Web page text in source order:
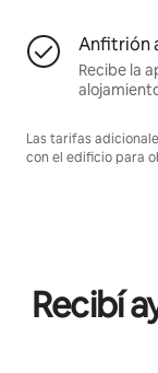
Anfitrión
Recibe la
Las tarifas
con el edificio para
Recibí